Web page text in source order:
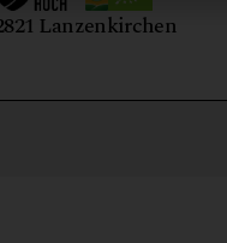
Lanzenkirchen